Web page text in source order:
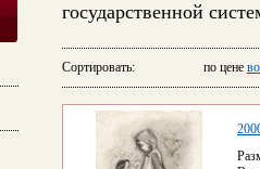
государственной
Сортировать: по цене